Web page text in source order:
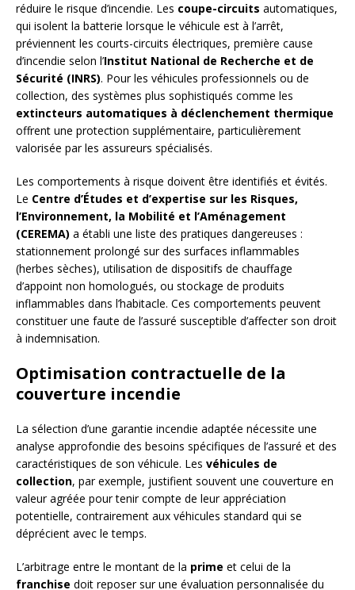
réduire le risque d’incendie. Les coupe-circuits automatiques,
qui isolent la batterie lorsque le véhicule est à l’arrêt,
préviennent les courts-circuits électriques, première cause
d’incendie selon l’Institut National de Recherche et de
Sécurité (INRS). Pour les véhicules professionnels ou de
collection, des systèmes plus sophistiqués comme les
extincteurs automatiques à déclenchement thermique
offrent une protection supplémentaire, particulièrement
valorisée par les assureurs spécialisés.
Les comportements à risque doivent être identifiés et évités.
Le Centre d’Études et d’expertise sur les Risques,
l’Environnement, la Mobilité et l’Aménagement
(CEREMA) a établi une liste des pratiques dangereuses :
stationnement prolongé sur des surfaces inflammables
(herbes sèches), utilisation de dispositifs de chauffage
d’appoint non homologués, ou stockage de produits
inflammables dans l’habitacle. Ces comportements peuvent
constituer une faute de l’assuré susceptible d’affecter son droit
à indemnisation.
Optimisation contractuelle de la
couverture incendie
La sélection d’une garantie incendie adaptée nécessite une
analyse approfondie des besoins spécifiques de l’assuré et des
caractéristiques de son véhicule. Les véhicules de
collection, par exemple, justifient souvent une couverture en
valeur agréée pour tenir compte de leur appréciation
potentielle, contrairement aux véhicules standard qui se
déprécient avec le temps.
L’arbitrage entre le montant de la prime et celui de la
franchise doit reposer sur une évaluation personnalisée du